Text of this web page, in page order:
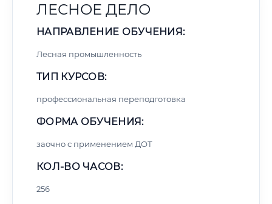
ЛЕСНОЕ ДЕЛО
НАПРАВЛЕНИЕ ОБУЧЕНИЯ:
Лесная промышленность
ТИП КУРСОВ:
профессиональная переподготовка
ФОРМА ОБУЧЕНИЯ:
заочно с применением ДОТ
КОЛ-ВО ЧАСОВ:
256